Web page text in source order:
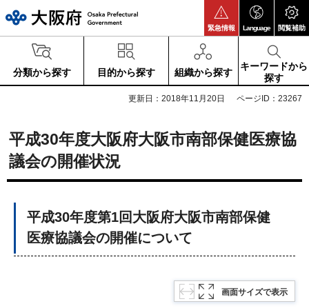
緊急情報 Language 閲覧補助
分類から探す 目的から探す 組織から探す
キーワードから
探す
更新日：2018年11月20日 ページID：23267
平成30年度大阪府大阪市南部保健医療協
議会の開催状況
平成30年度第1回大阪府大阪市南部保健
医療協議会の開催について
画面サイズで表示